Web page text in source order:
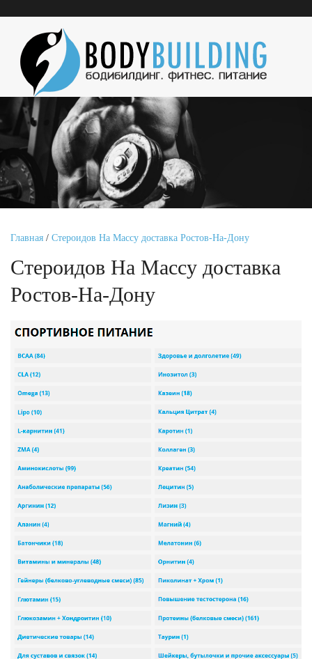
Главная / Стероидов На Массу доставка Ростов-На-Дону
Стероидов На Массу доставка
Ростов-На-Дону